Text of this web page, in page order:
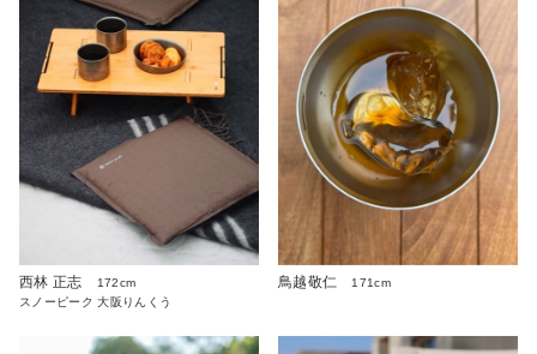
西林 正志
172cm
スノーピーク 大阪りんくう
鳥越敬仁 171cm